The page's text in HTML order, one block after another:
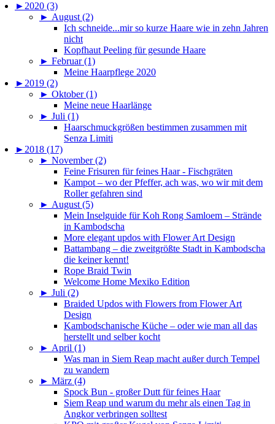
► 2020 (3)
► August (2)
Ich schneide...mir so kurze Haare wie in zehn Jahren
nicht
Kopfhaut Peeling für gesunde Haare
► Februar (1)
Meine Haarpflege 2020
► 2019 (2)
► Oktober (1)
Meine neue Haarlänge
► Juli (1)
Haarschmuckgrößen bestimmen zusammen mit
Senza Limiti
► 2018 (17)
► November (2)
Feine Frisuren für feines Haar - Fischgräten
Kampot – wo der Pfeffer, ach was, wo wir mit dem
Roller gefahren sind
► August (5)
Mein Inselguide für Koh Rong Samloem – Strände
in Kambodscha
More elegant updos with Flower Art Design
Battambang – die zweitgrößte Stadt in Kambodscha
die keiner kennt!
Rope Braid Twin
Welcome Home Mexiko Edition
► Juli (2)
Braided Updos with Flowers from Flower Art
Design
Kambodschanische Küche – oder wie man all das
herstellt und selber kocht
► April (1)
Was man in Siem Reap macht außer durch Tempel
zu wandern
► März (4)
Spock Bun - großer Dutt für feines Haar
Siem Reap und warum du mehr als einen Tag in
Angkor verbringen solltest